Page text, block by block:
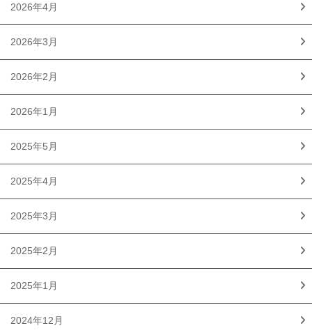
2026年4月
2026年3月
2026年2月
2026年1月
2025年5月
2025年4月
2025年3月
2025年2月
2025年1月
2024年12月